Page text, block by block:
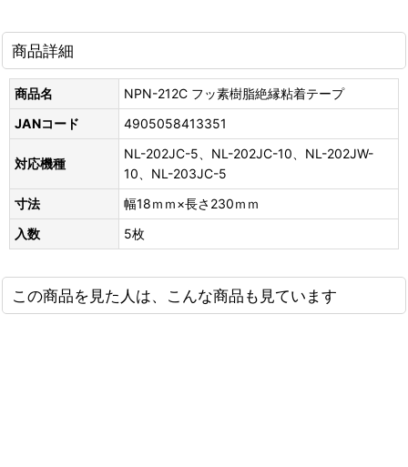
商品詳細
商品名
NPN-212C フッ素樹脂絶縁粘着テープ
JANコード
4905058413351
対応機種
NL-202JC-5、NL-202JC-10、NL-202JW-
10、NL-203JC-5
寸法
幅18ｍｍ×長さ230ｍｍ
入数
5枚
この商品を見た人は、こんな商品も見ています